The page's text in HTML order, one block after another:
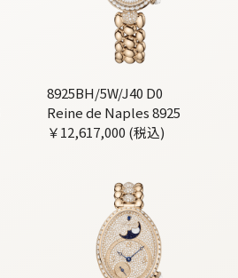
8925BH/5W/J40 D0
Reine de Naples 8925
￥12,617,000 (税込)